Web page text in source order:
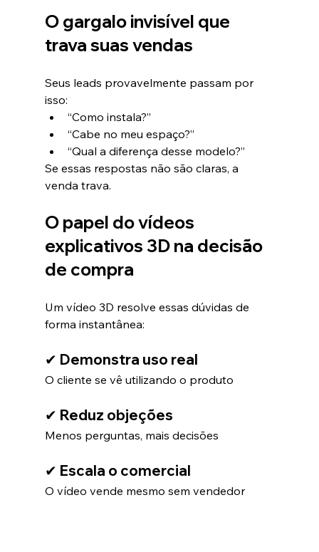
O gargalo invisível que
trava suas vendas
Seus leads provavelmente passam por
isso:
“Como instala?”
“Cabe no meu espaço?”
“Qual a diferença desse modelo?”
Se essas respostas não são claras, a
venda trava.
O papel do vídeos
explicativos 3D na decisão
de compra
Um vídeo 3D resolve essas dúvidas de
forma instantânea:
✔ Demonstra uso real
O cliente se vê utilizando o produto
✔ Reduz objeções
Menos perguntas, mais decisões
✔ Escala o comercial
O vídeo vende mesmo sem vendedor